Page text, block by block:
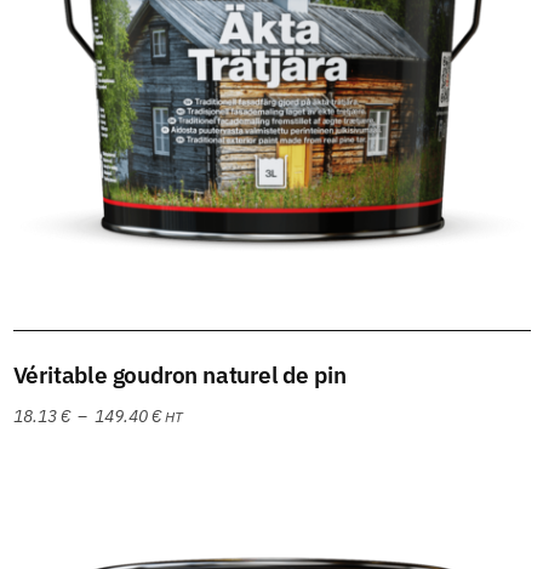
Choix des options
Véritable goudron naturel de pin
18.13€ – 149.40€ HT